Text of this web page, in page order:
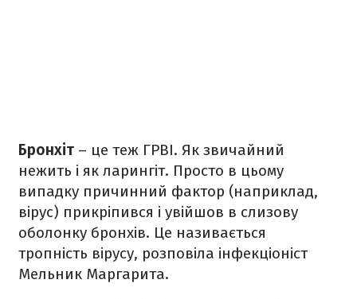
Бронхіт – це теж ГРВІ. Як звичайний
нежить і як ларингіт. Просто в цьому
випадку причинний фактор (наприклад,
вірус) прикріпився і увійшов в слизову
оболонку бронхів. Це називається
тропність вірусу, розповіла інфекціоніст
Мельник Маргарита.